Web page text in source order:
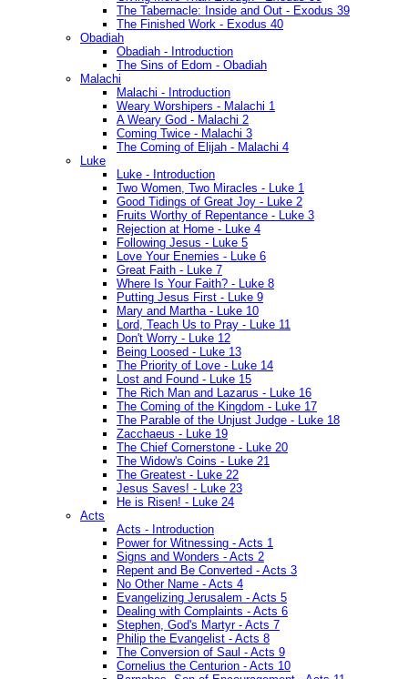
The Tabernacle: Inside and Out - Exodus 39
The Finished Work - Exodus 40
Obadiah
Obadiah - Introduction
The Sins of Edom - Obadiah
Malachi
Malachi - Introduction
Weary Worshipers - Malachi 1
A Weary God - Malachi 2
Coming Twice - Malachi 3
The Coming of Elijah - Malachi 4
Luke
Luke - Introduction
Two Women, Two Miracles - Luke 1
Good Tidings of Great Joy - Luke 2
Fruits Worthy of Repentance - Luke 3
Rejection at Home - Luke 4
Following Jesus - Luke 5
Love Your Enemies - Luke 6
Great Faith - Luke 7
Where Is Your Faith? - Luke 8
Putting Jesus First - Luke 9
Mary and Martha - Luke 10
Lord, Teach Us to Pray - Luke 11
Don't Worry - Luke 12
Being Loosed - Luke 13
The Priority of Love - Luke 14
Lost and Found - Luke 15
The Rich Man and Lazarus - Luke 16
The Coming of the Kingdom - Luke 17
The Parable of the Unjust Judge - Luke 18
Zacchaeus - Luke 19
The Chief Cornerstone - Luke 20
The Widow's Coins - Luke 21
The Greatest - Luke 22
Jesus Saves! - Luke 23
He is Risen! - Luke 24
Acts
Acts - Introduction
Power for Witnessing - Acts 1
Signs and Wonders - Acts 2
Repent and Be Converted - Acts 3
No Other Name - Acts 4
Evangelizing Jerusalem - Acts 5
Dealing with Complaints - Acts 6
Stephen, God's Martyr - Acts 7
Philip the Evangelist - Acts 8
The Conversion of Saul - Acts 9
Cornelius the Centurion - Acts 10